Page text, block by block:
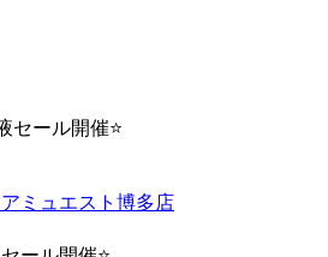
セール開催⭐
ミュエスト博多店